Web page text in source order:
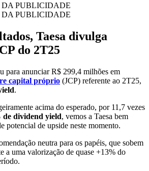
PUBLICIDADE
PUBLICIDADE
Taesa divulga
do 2T25
para anunciar R$ 299,4 milhões em
capital próprio (JCP) referente ao 2T25,
.
acima do esperado, por 11,7 vezes
de dividend yield, vemos a Taesa bem
potencial de upside neste momento.
neutra para os papéis, que sobem
a uma valorização de quase +13% do